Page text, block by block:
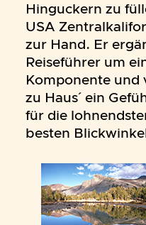
Hinguckern zu
USA
zur Hand. Er
Reiseführer um
Komponente und
zu Haus´ ein
für die
besten